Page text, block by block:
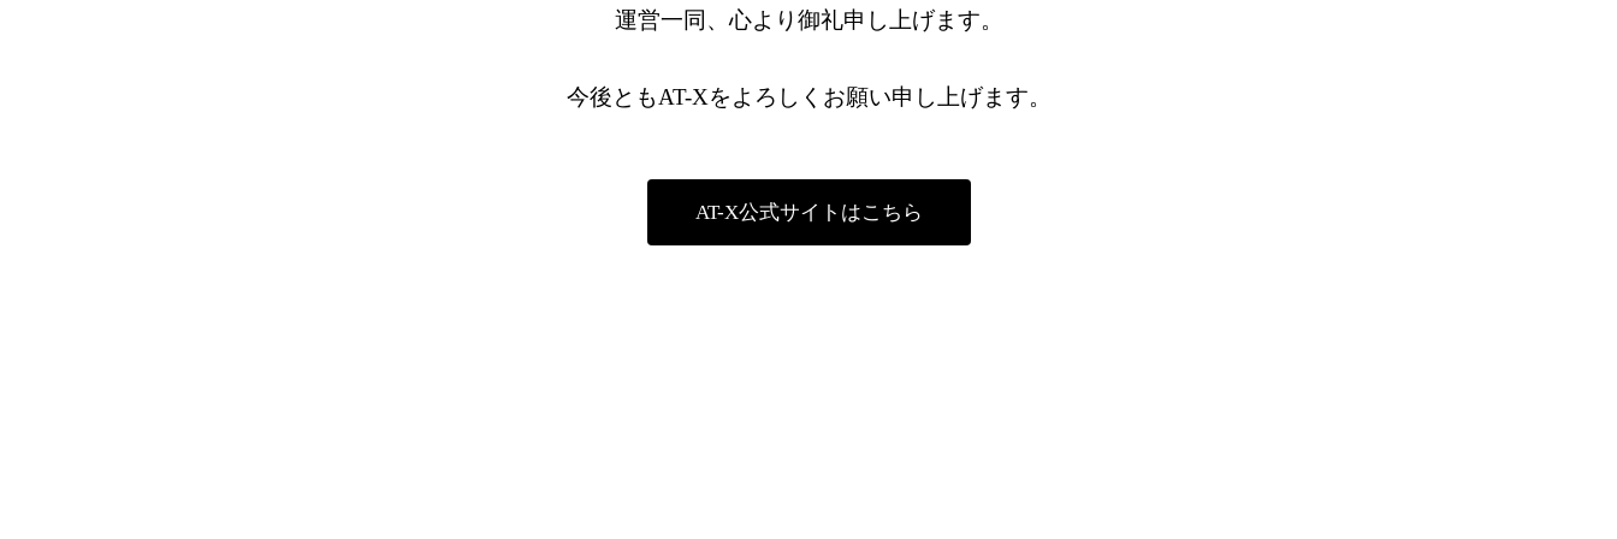
運営一同、心より御礼申し上げます。
今後ともAT-Xをよろしくお願い申し上げます。
AT-X公式サイトはこちら